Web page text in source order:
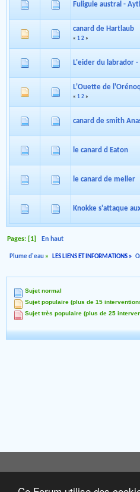
Fuligule austral -
canard de Hartlaub
« 1 2 »
L'eider du labrador
L'Ouette de
« 1 2 »
canard de smith
le canard d Eaton
le canard de meller
Knokke s'attaque
Pages: [1] En haut
Plume d'eau » LES LIENS ET INFORMATIONS»
Sujet normal
Sujet populaire (plus de 15
Sujet très populaire (plus de 25